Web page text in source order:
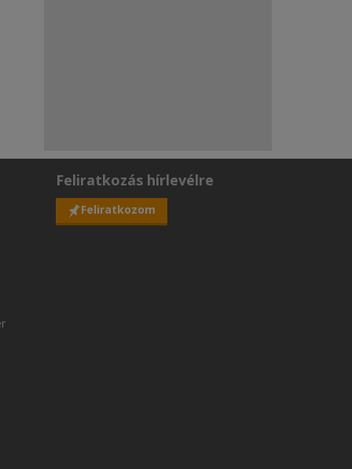
Feliratkozás hírlevélre
Feliratkozom